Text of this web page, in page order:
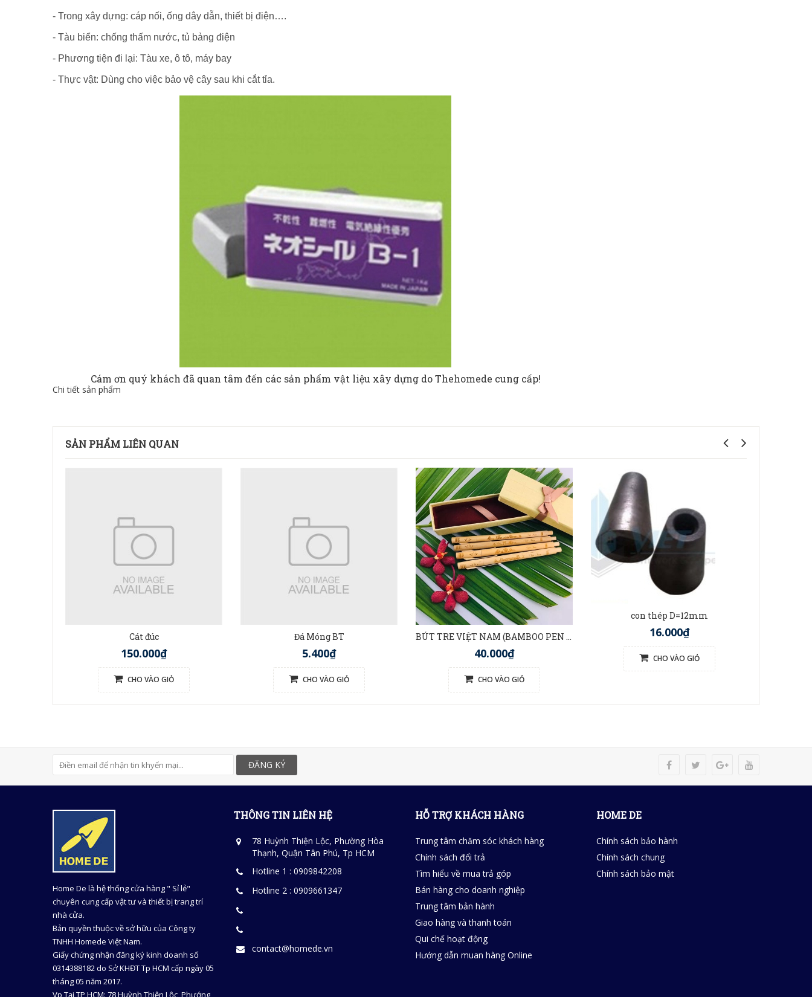
- Trong xây dựng: cáp nối, ống dây dẫn, thiết bị điện….
- Tàu biển: chống thấm nước, tủ bảng điện
- Phương tiện đi lại: Tàu xe, ô tô, máy bay
- Thực vật: Dùng cho việc bảo vệ cây sau khi cắt tỉa.
Cám ơn quý khách đã quan tâm đến các sản phẩm vật liệu xây dựngdo Thehomede cung cấp!
Chi tiết sản phẩm
SẢN PHẨM LIÊN QUAN
Cát đúc
150.000₫
CHO VÀO GIỎ
Đá Móng BT
5.400₫
CHO VÀO GIỎ
BÚT TRE VIỆT NAM (BAMBOO PEN VIETNAM)
40.000₫
CHO VÀO GIỎ
con thép D=12mm
16.000₫
CHO VÀO GIỎ
ĐĂNG KÝ
Home De là hệ thống cửa hàng " Sỉ lẻ"
chuyên cung cấp vật tư và thiết bị trang trí
nhà cửa.
Bản quyền thuộc về sở hữu của Công ty
TNHH Homede Việt Nam.
Giấy chứng nhận đăng ký kinh doanh số
0314388182 do Sở KHĐT Tp HCM cấp ngày 05
tháng 05 năm 2017.
Vp Tại TP HCM: 78 Huỳnh Thiện Lộc, Phướng
THÔNG TIN LIÊN HỆ
78 Huỳnh Thiện Lộc, Phường Hòa
Thạnh, Quận Tân Phú, Tp HCM
Hotline 1 : 0909842208
Hotline 2 : 0909661347
contact@homede.vn
HỖ TRỢ KHÁCH HÀNG
Trung tâm chăm sóc khách hàng
Chính sách đổi trả
Tìm hiểu về mua trả góp
Bán hàng cho doanh nghiệp
Trung tâm bản hành
Giao hàng và thanh toán
Qui chế hoạt động
Hướng dẫn muan hàng Online
HOME DE
Chính sách bảo hành
Chính sách chung
Chính sách bảo mật